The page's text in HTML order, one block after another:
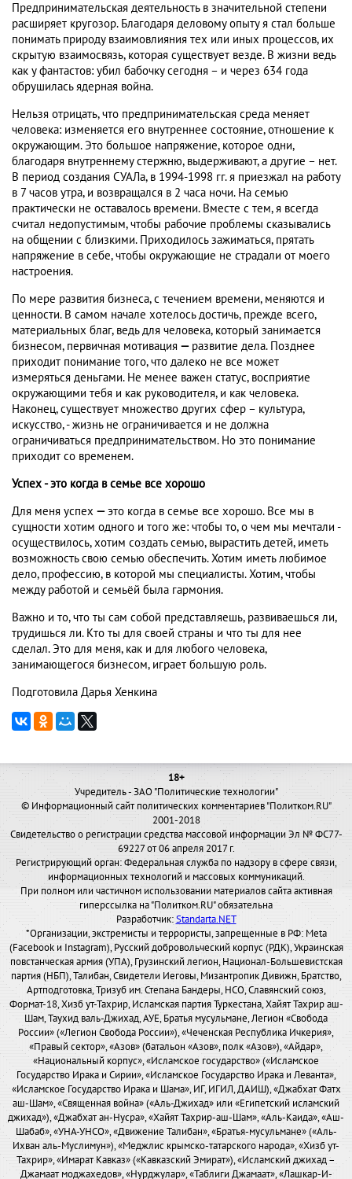
Предпринимательская деятельность в значительной степени
расширяет кругозор. Благодаря деловому опыту я стал больше
понимать природу взаимовлияния тех или иных процессов, их
скрытую взаимосвязь, которая существует везде. В жизни ведь
как у фантастов: убил бабочку сегодня – и через 634 года
обрушилась ядерная война.
Нельзя отрицать, что предпринимательская среда меняет
человека: изменяется его внутреннее состояние, отношение к
окружающим. Это большое напряжение, которое одни,
благодаря внутреннему стержню, выдерживают, а другие – нет.
В период создания СУАЛа, в 1994-1998 гг. я приезжал на работу
в 7 часов утра, и возвращался в 2 часа ночи. На семью
практически не оставалось времени. Вместе с тем, я всегда
считал недопустимым, чтобы рабочие проблемы сказывались
на общении с близкими. Приходилось зажиматься, прятать
напряжение в себе, чтобы окружающие не страдали от моего
настроения.
По мере развития бизнеса, с течением времени, меняются и
ценности. В самом начале хотелось достичь, прежде всего,
материальных благ, ведь для человека, который занимается
бизнесом, первичная мотивация — развитие дела. Позднее
приходит понимание того, что далеко не все может
измеряться деньгами. Не менее важен статус, восприятие
окружающими тебя и как руководителя, и как человека.
Наконец, существует множество других сфер – культура,
искусство, - жизнь не ограничивается и не должна
ограничиваться предпринимательством. Но это понимание
приходит со временем.
Успех - это когда в семье все хорошо
Для меня успех —это когда в семье все хорошо. Все мы в
сущности хотим одного и того же: чтобы то, о чем мы мечтали -
осуществилось, хотим создать семью, вырастить детей, иметь
возможность свою семью обеспечить. Хотим иметь любимое
дело, профессию, в которой мы специалисты. Хотим, чтобы
между работой и семьёй была гармония.
Важно и то, что ты сам собой представляешь, развиваешься ли,
трудишься ли. Кто ты для своей страны и что ты для нее
сделал. Это для меня, как и для любого человека,
занимающегося бизнесом, играет большую роль.
Подготовила Дарья Хенкина
18+
Учредитель - ЗАО "Политические технологии"
© Информационный сайт политических комментариев "Политком.RU"
2001-2018
Свидетельство о регистрации средства массовой информации Эл № ФС77-
69227 от 06 апреля 2017 г.
Регистрирующий орган: Федеральная служба по надзору в сфере связи,
информационных технологий и массовых коммуникаций.
При полном или частичном использовании материалов сайта активная
гиперссылка на "Политком.RU" обязательна
Разработчик:Standarta.NET
*Организации, экстремисты и террористы, запрещенные в РФ: Meta
(Facebook и Instagram), Русский добровольческий корпус (РДК), Украинская
повстанческая армия (УПА), Грузинский легион, Национал-Большевистская
партия (НБП), Талибан, Свидетели Иеговы, Мизантропик Дивижн, Братство,
Артподготовка, Тризуб им. Степана Бандеры, НСО, Славянский союз,
Формат-18, Хизб ут-Тахрир, Исламская партия Туркестана, Хайят Тахрир аш-
Шам, Таухид валь-Джихад, АУЕ, Братья мусульмане, Легион «Свобода
России» («Легион Свобода России»), «Чеченская Республика Ичкерия»,
«Правый сектор», «Азов» (батальон «Азов», полк «Азов»), «Айдар»,
«Национальный корпус», «Исламское государство» («Исламское
Государство Ирака и Сирии», «Исламское Государство Ирака и Леванта»,
«Исламское Государство Ирака и Шама», ИГ, ИГИЛ, ДАИШ), «Джабхат Фатх
аш-Шам», «Священная война» («Аль-Джихад» или «Египетский исламский
джихад»), «Джабхат ан-Нусра», «Хайят Тахрир-аш-Шам», «Аль-Каида», «Аш-
Шабаб», «УНА-УНСО», «Движение Талибан», «Братья-мусульмане» («Аль-
Ихван аль-Муслимун»), «Меджлис крымско-татарского народа», «Хизб ут-
Тахрир», «Имарат Кавказ» («Кавказский Эмират»), «Исламский джихад –
Джамаат моджахедов», «Нурджулар», «Таблиги Джамаат», «Лашкар-И-